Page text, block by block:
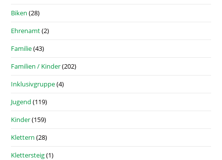
Biken (28)
Ehrenamt(2)
Familie(43)
Familien / Kinder(202)
Inklusivgruppe(4)
Jugend (119)
Kinder(159)
Klettern (28)
Klettersteig(1)